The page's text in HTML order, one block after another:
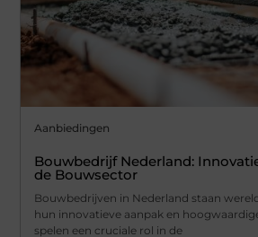
Aanbiedingen
Bouwbedrijf Nederland:
de Bouwsector
Bouwbedrijven in Nederland staan
hun innovatieve aanpak en
spelen een cruciale rol in de